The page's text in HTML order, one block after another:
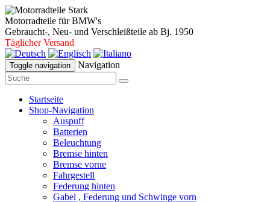
Motorradteile für BMW's
Gebraucht-, Neu- und Verschleißteile ab Bj. 1950
Täglicher Versand
Toggle navigation Navigation
Startseite
Shop-Navigation
Auspuff
Batterien
Beleuchtung
Bremse hinten
Bremse vorne
Fahrgestell
Federung hinten
Gabel , Federung und Schwinge vorn